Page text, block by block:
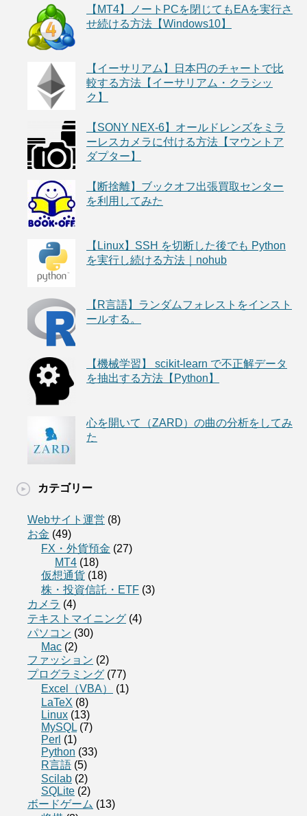
【MT4】ノートPCを閉じてもEAを実行さ
せ続ける方法【Windows10】
【イーサリアム】日本円のチャートで比
較する方法【イーサリアム・クラシッ
ク】
【SONY NEX-6】オールドレンズをミラ
ーレスカメラに付ける方法【マウントア
ダプター】
【断捨離】ブックオフ出張買取センター
を利用してみた
【Linux】SSH を切断した後でも Python
を実行し続ける方法｜nohub
【R言語】ランダムフォレストをインスト
ールする。
【機械学習】 scikit-learn で不正解データ
を抽出する方法【Python】
心を開いて（ZARD）の曲の分析をしてみ
た
カテゴリー
Webサイト運営 (8)
お金 (49)
FX・外貨預金 (27)
MT4 (18)
仮想通貨 (18)
株・投資信託・ETF (3)
カメラ (4)
テキストマイニング (4)
パソコン (30)
Mac (2)
ファッション (2)
プログラミング (77)
Excel（VBA）
(1)
LaTeX (8)
Linux (13)
MySQL (7)
Perl (1)
Python (33)
R言語 (5)
Scilab (2)
SQLite (2)
ボードゲーム (13)